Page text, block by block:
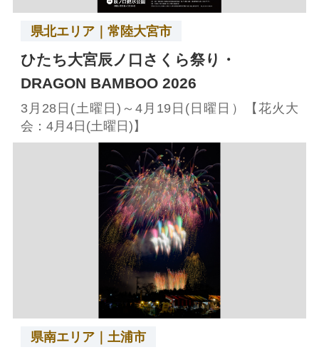
県北エリア｜常陸大宮市
ひたち大宮辰ノ口さくら祭り・
DRAGON BAMBOO 2026
3月28日(土曜日)～4月19日(日曜日）【花火大
会：4月4日(土曜日)】
県南エリア｜土浦市